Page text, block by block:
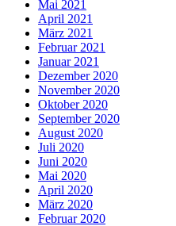
Mai 2021
April 2021
März 2021
Februar 2021
Januar 2021
Dezember 2020
November 2020
Oktober 2020
September 2020
August 2020
Juli 2020
Juni 2020
Mai 2020
April 2020
März 2020
Februar 2020